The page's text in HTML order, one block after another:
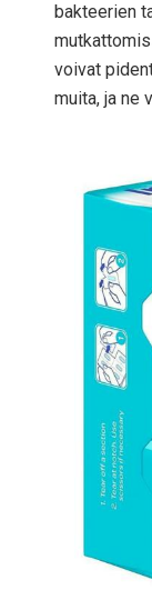
bakteerien
voivat
muita, ja ne